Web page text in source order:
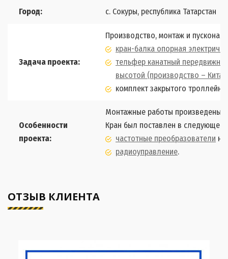
Город: с. Сокуры, республика Татарстан
Задача проекта:
Производство, монтаж и
кран-балка опорная
тельфер канатный
высотой (производство –
комплект закрытого
Особенности
проекта:
Монтажные работы произведены
Кран был поставлен в следующей
частотные преобразователи
радиоуправление.
ОТЗЫВ КЛИЕНТА